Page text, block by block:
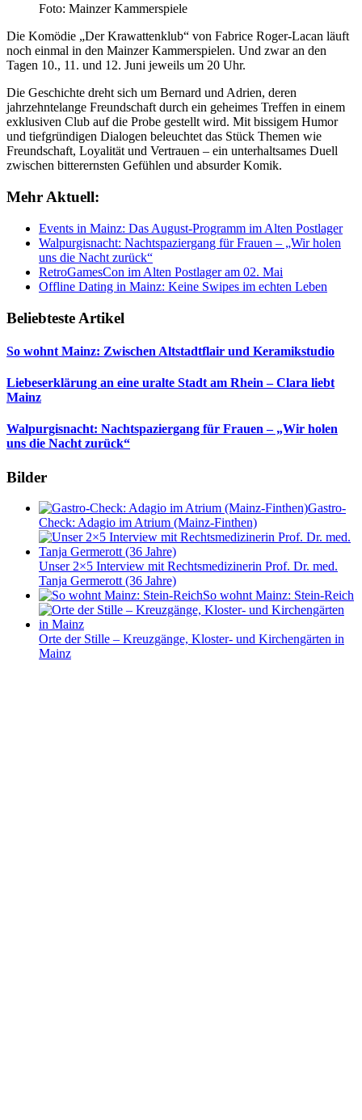
Foto: Mainzer Kammerspiele
Die Komödie „Der Krawattenklub“ von Fabrice Roger-Lacan läuft
noch einmal in den Mainzer Kammerspielen. Und zwar an den
Tagen 10., 11. und 12. Juni jeweils um 20 Uhr.
Die Geschichte dreht sich um Bernard und Adrien, deren
jahrzehntelange Freundschaft durch ein geheimes Treffen in einem
exklusiven Club auf die Probe gestellt wird. Mit bissigem Humor
und tiefgründigen Dialogen beleuchtet das Stück Themen wie
Freundschaft, Loyalität und Vertrauen – ein unterhaltsames Duell
zwischen bitterernsten Gefühlen und absurder Komik.
Mehr Aktuell:
Events in Mainz: Das August-Programm im Alten Postlager
Walpurgisnacht: Nachtspaziergang für Frauen – „Wir holen
uns die Nacht zurück“
RetroGamesCon im Alten Postlager am 02. Mai
Offline Dating in Mainz: Keine Swipes im echten Leben
Beliebteste Artikel
So wohnt Mainz: Zwischen Altstadtflair und Keramikstudio
Liebeserklärung an eine uralte Stadt am Rhein – Clara liebt
Mainz
Walpurgisnacht: Nachtspaziergang für Frauen – „Wir holen
uns die Nacht zurück“
Bilder
Gastro-
Check: Adagio im Atrium (Mainz-Finthen)
Unser 2×5 Interview mit Rechtsmedizinerin Prof. Dr. med.
Tanja Germerott (36 Jahre)
So wohnt Mainz: Stein-Reich
Orte der Stille – Kreuzgänge, Kloster- und Kirchengärten in
Mainz